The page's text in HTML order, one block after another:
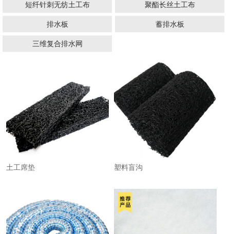
短纤针刺无纺土工布 聚酯长丝土工布
排水板 蓄排水板
三维复合排水网
土工席垫 塑料盲沟